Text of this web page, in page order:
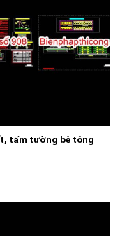
tấm tường bê tông